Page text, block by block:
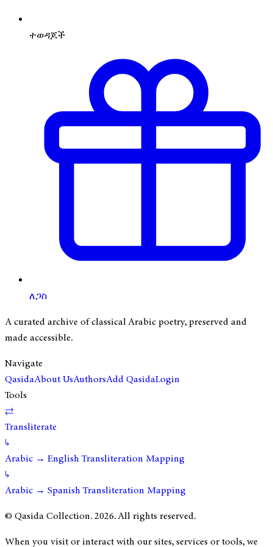
ተወዳጆች
ለጋስ
A curated archive of classical Arabic poetry, preserved and
made accessible.
Navigate
QasidaAbout UsAuthorsAdd QasidaLogin
Tools
⇄
Transliterate
↳
Arabic → English Transliteration Mapping
↳
Arabic → Spanish Transliteration Mapping
© Qasida Collection.2026. All rights reserved.
When you visit or interact with our sites, services or tools, we